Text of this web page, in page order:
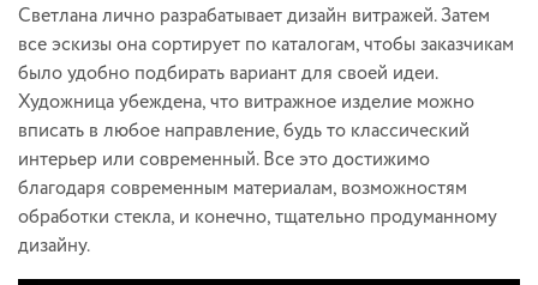
Светлана лично разрабатывает дизайн витражей. Затем
все эскизы она сортирует по каталогам, чтобы заказчикам
было удобно подбирать вариант для своей идеи.
Художница убеждена, что витражное изделие можно
вписать в любое направление, будь то классический
интерьер или современный. Все это достижимо
благодаря современным материалам, возможностям
обработки стекла, и конечно, тщательно продуманному
дизайну.